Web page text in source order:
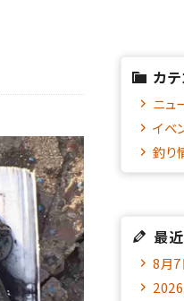
カ
ニュ
イベ
釣り
最
8月7